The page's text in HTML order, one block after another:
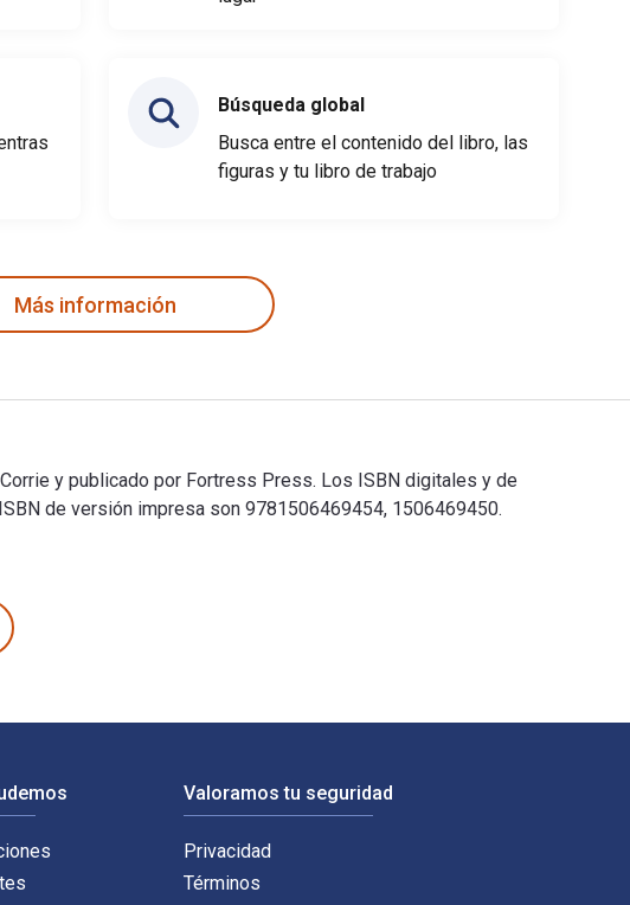
Búsqueda global
Busca entre el contenido del libro, las
figuras y tu libro de trabajo
Más información
y publicado por Fortress Press. Los ISBN digitales y de
de versión impresa son 9781506469454, 1506469450.
Valoramos tu seguridad
Privacidad
Términos